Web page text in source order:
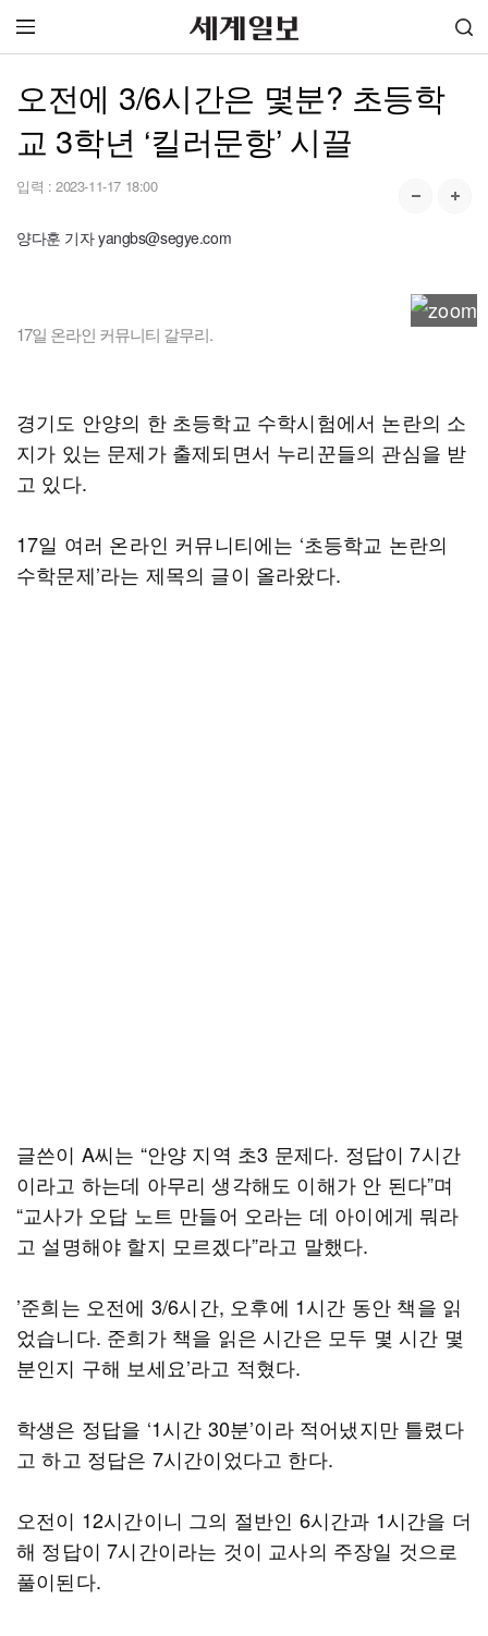
오전에 3/6시간은 몇분? 초등학
교 3학년 ‘킬러문항’ 시끌
입력 : 2023-11-17 18:00
양다훈 기자 yangbs@segye.com
17일 온라인 커뮤니티 갈무리.
경기도 안양의 한 초등학교 수학시험에서 논란의 소
지가 있는 문제가 출제되면서 누리꾼들의 관심을 받
고 있다.
17일 여러 온라인 커뮤니티에는 ‘초등학교 논란의
수학문제’라는 제목의 글이 올라왔다.
글쓴이 A씨는 “안양 지역 초3 문제다. 정답이 7시간
이라고 하는데 아무리 생각해도 이해가 안 된다”며
“교사가 오답 노트 만들어 오라는 데 아이에게 뭐라
고 설명해야 할지 모르겠다”라고 말했다.
’준희는 오전에 3/6시간, 오후에 1시간 동안 책을 읽
었습니다. 준희가 책을 읽은 시간은 모두 몇 시간 몇
분인지 구해 보세요’라고 적혔다.
학생은 정답을 ‘1시간 30분’이라 적어냈지만 틀렸다
고 하고 정답은 7시간이었다고 한다.
오전이 12시간이니 그의 절반인 6시간과 1시간을 더
해 정답이 7시간이라는 것이 교사의 주장일 것으로
풀이된다.